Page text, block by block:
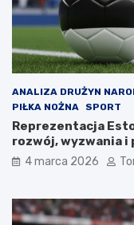
ANALIZA DRUŻYN
PIŁKA NOŻNA
SPORT
Reprezentacja
rozwój, wyzwania
4 marca 2026